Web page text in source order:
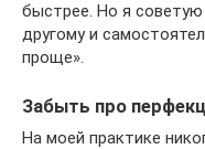
быстрее. Но я
другому и
проще».
Забыть про
На моей практике